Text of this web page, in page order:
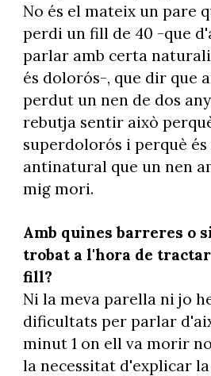
No és el mateix un pare
perdi un fill de 40 -que
parlar amb certa
és dolorós-, que dir que
perdut un nen de dos
rebutja sentir això
superdolorós i perquè
antinatural que un nen
mig mori.
Amb quines barreres o
trobat a l'hora de
fill?
Ni la meva parella ni jo
dificultats per parlar
minut 1 on ell va morir
la necessitat d'explicar